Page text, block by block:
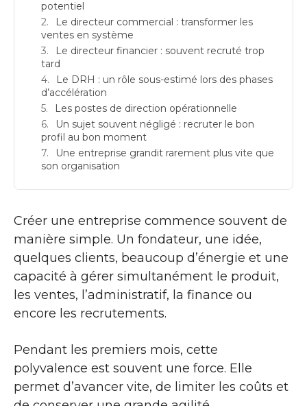
potentiel
Le directeur commercial : transformer les
ventes en système
Le directeur financier : souvent recruté trop
tard
Le DRH : un rôle sous-estimé lors des phases
d’accélération
Les postes de direction opérationnelle
Un sujet souvent négligé : recruter le bon
profil au bon moment
Une entreprise grandit rarement plus vite que
son organisation
Créer une entreprise commence souvent de
manière simple. Un fondateur, une idée,
quelques clients, beaucoup d’énergie et une
capacité à gérer simultanément le produit,
les ventes, l’administratif, la finance ou
encore les recrutements.
Pendant les premiers mois, cette
polyvalence est souvent une force. Elle
permet d’avancer vite, de limiter les coûts et